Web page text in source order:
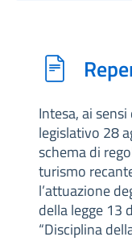
Intesa, ai
legislativo 28
schema di
turismo
l’attuazione
della legge 13
“Disciplina